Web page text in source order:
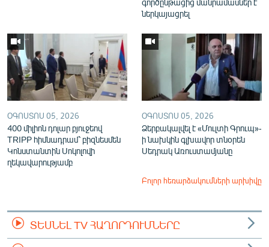
ներկայացրել
ՕԳՈՍՏՈՍ 05, 2026
400 միլիոն դոլար բյուջեով
TRIPP հիմնադրամ՝ բիզնեսմեն
Կոնստանտին Սոկոլովի
ղեկավարությամբ
ՕԳՈՍՏՈՍ 05, 2026
Ձերբակալվել է «Մուլտի Գրուպ»-
ի նախկին գլխավոր տնօրեն
Սեդրակ Առուստամյանը
Բոլոր հեռարձակումների արխիվը
ՏԵՍՆԵԼ TV ՀԱՂՈՐԴՈՒՄՆԵՐԸ